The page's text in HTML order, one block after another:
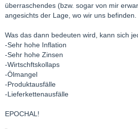
überraschendes (bzw. sogar von mir
angesichts der Lage, wo wir uns befinden.
Was das dann bedeuten wird, kann sich
-Sehr hohe Inflation
-Sehr hohe Zinsen
-Wirtschftskollaps
-Ölmangel
-Produktausfälle
-Lieferkettenausfälle
EPOCHAL!